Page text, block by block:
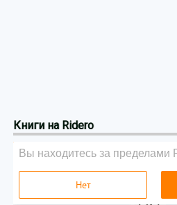
Книги на Ridero